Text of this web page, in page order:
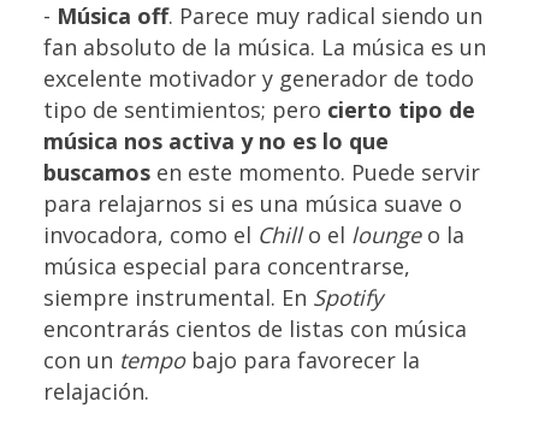
- Música off. Parece muy radical siendo un
fan absoluto de la música. La música es un
excelente motivador y generador de todo
tipo de sentimientos; pero cierto tipo de
música nos activa y no es lo que
buscamos en este momento. Puede servir
para relajarnos si es una música suave o
invocadora, como el Chillo el loungeo la
música especial para concentrarse,
siempre instrumental. En Spotify
encontrarás cientos de listas con música
con un tempobajo para favorecer la
relajación.